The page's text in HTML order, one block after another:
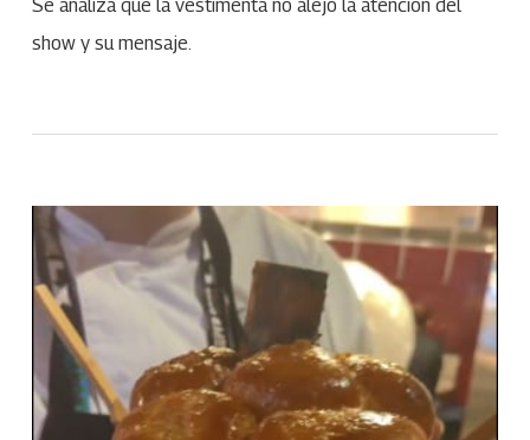
Se analiza que la vestimenta no alejó la atención del
show y su mensaje.